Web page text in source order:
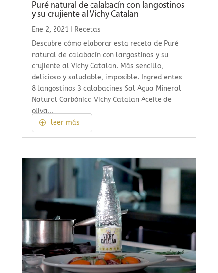
Puré natural de calabacín con langostinos
y su crujiente al Vichy Catalan
Ene 2, 2021
Recetas
Descubre cómo elaborar esta receta de Puré
natural de calabacín con langostinos y su
crujiente al Vichy Catalan. Más sencillo,
delicioso y saludable, imposible. Ingredientes
8 langostinos 3 calabacines Sal Agua Mineral
Natural Carbónica Vichy Catalan Aceite de
oliva...
leer más